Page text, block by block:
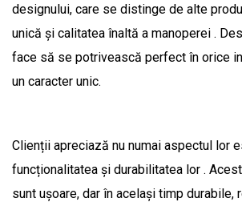
designului, care se distinge de alte
unică și calitatea înaltă a manoperei .
face să se potrivească perfect în orice
un caracter unic.
Clienții apreciază nu numai aspectul lor
funcționalitatea și durabilitatea lor .
sunt ușoare, dar în același timp durabile,